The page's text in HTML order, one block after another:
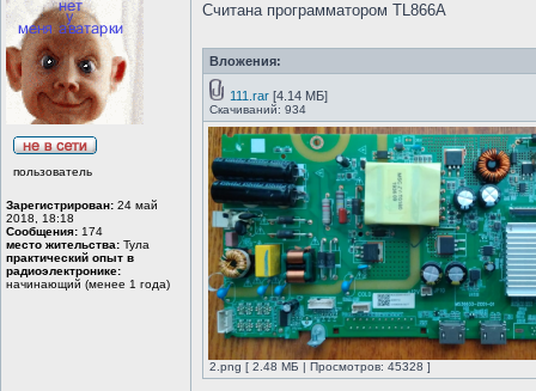
пользователь
Зарегистрирован: 24 май
2018, 18:18
Сообщения: 174
место жительства: Тула
практический опыт в
радиоэлектронике:
начинающий (менее 1 года)
Считана программатором TL866A
Вложения:
111.rar [4.14 МБ]
Скачиваний: 934
2.png [ 2.48 МБ | Просмотров: 45328 ]